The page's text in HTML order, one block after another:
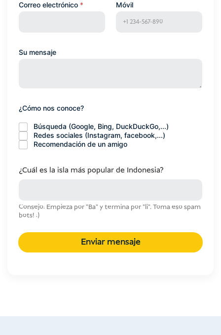
Correo electrónico * Móvil
Su mensaje
¿Cómo nos conoce?
Búsqueda (Google, Bing, DuckDuckGo,...)
Redes sociales (Instagram, facebook,...)
Recomendación de un amigo
C
a
c
h
*
¿Cuál es la isla más popular de Indonesia?
Consejo: Empieza por "Ba" y termina por "li". Toma eso spam
bots! :)
Enviar mensaje